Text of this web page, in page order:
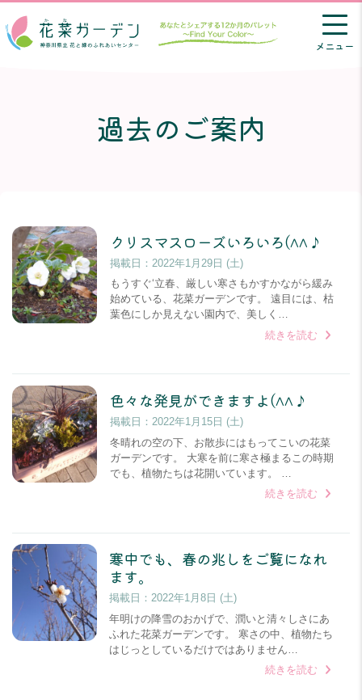
メニュー
過去のご案内
クリスマスローズいろいろ(^^♪
掲載日： 2022年1月29日 (土)
もうすぐ‘立春、厳しい寒さもかすかながら緩み
始めている、花菜ガーデンです。 遠目には、枯
葉色にしか見えない園内で、美しく…
続きを読む
色々な発見ができますよ(^^♪
掲載日： 2022年1月15日 (土)
冬晴れの空の下、お散歩にはもってこいの花菜
ガーデンです。 大寒を前に寒さ極まるこの時期
でも、植物たちは花開いています。 …
続きを読む
寒中でも、春の兆しをご覧になれ
ます。
掲載日：2022年1月8日 (土)
年明けの降雪のおかげで、潤いと清々しさにあ
ふれた花菜ガーデンです。 寒さの中、植物たち
はじっとしているだけではありません…
続きを読む